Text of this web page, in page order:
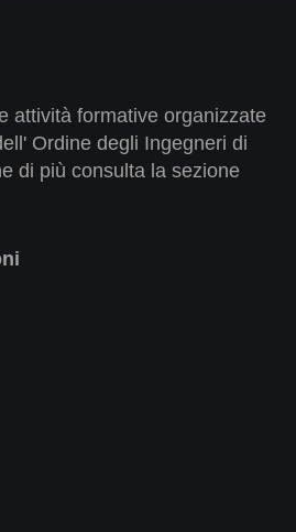
attività formative organizzate
Ordine degli Ingegneri di
di più consulta la sezione